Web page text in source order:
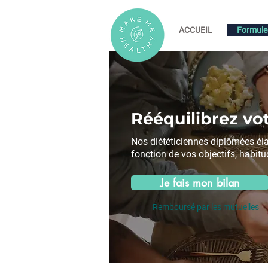
ACCUEIL
Rééquilibrez
Nos diététiciennes diplômées
fonction de vos objectifs,
Je fais mon bilan
Remboursé par les mutuelles